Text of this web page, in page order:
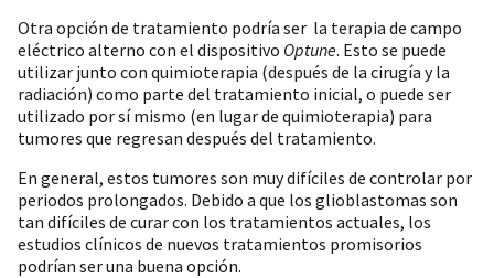
Otra opción de tratamiento podría ser la terapia de campo
eléctrico alterno con el dispositivo Optune. Esto se puede
utilizar junto con quimioterapia (después de la cirugía y la
radiación) como parte del tratamiento inicial, o puede ser
utilizado por sí mismo (en lugar de quimioterapia) para
tumores que regresan después del tratamiento.
En general, estos tumores son muy difíciles de controlar por
periodos prolongados. Debido a que los glioblastomas son
tan difíciles de curar con los tratamientos actuales, los
estudios clínicos de nuevos tratamientos promisorios
podrían ser una buena opción.